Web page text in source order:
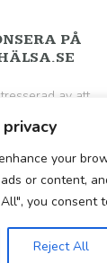
your
or content,
you consent
Reject All
PÅ
av att
på
Hör av dig
mail för en